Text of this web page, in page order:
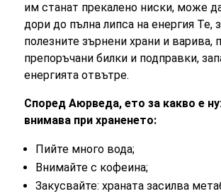
им станат прекалено ниски, може
дори до пълна липса на енергия Те,
полезните зърнени храни и варива,
препоръчани билки и подправки,
енергията отвътре.
Според Аюрведа, ето за какво е
внимава при храненето:
Пийте много вода;
Внимайте с кофеина;
Закусвайте: храната засилва